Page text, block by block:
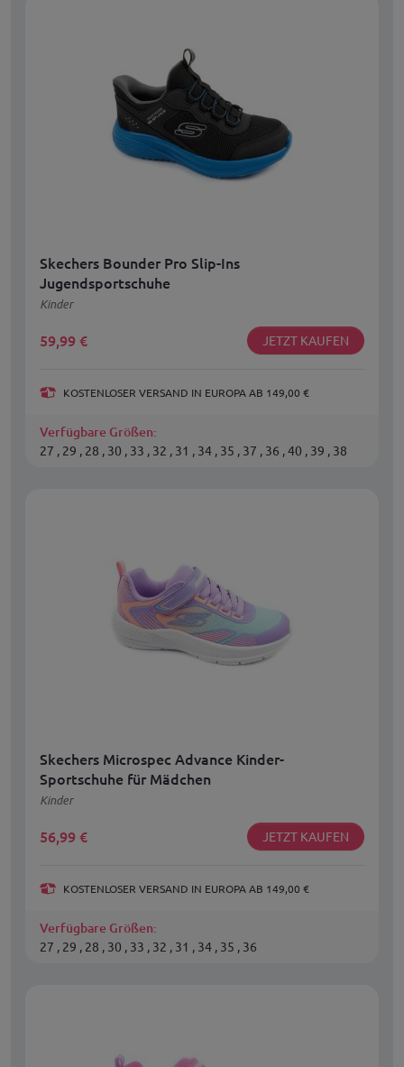
Skechers Bounder Pro Slip-Ins
Jugendsportschuhe
Kinder
59,99 € JETZT KAUFEN
KOSTENLOSER VERSAND IN EUROPA AB 149,00 €
Verfügbare Größen:
27 , 29 , 28 , 30 , 33 , 32 , 31 , 34 , 35 , 37 , 36 , 40 , 39 , 38
Skechers Microspec Advance Kinder-
Sportschuhe für Mädchen
Kinder
56,99 € JETZT KAUFEN
KOSTENLOSER VERSAND IN EUROPA AB 149,00 €
Verfügbare Größen:
27 , 29 , 28 , 30 , 33 , 32 , 31 , 34 , 35 , 36